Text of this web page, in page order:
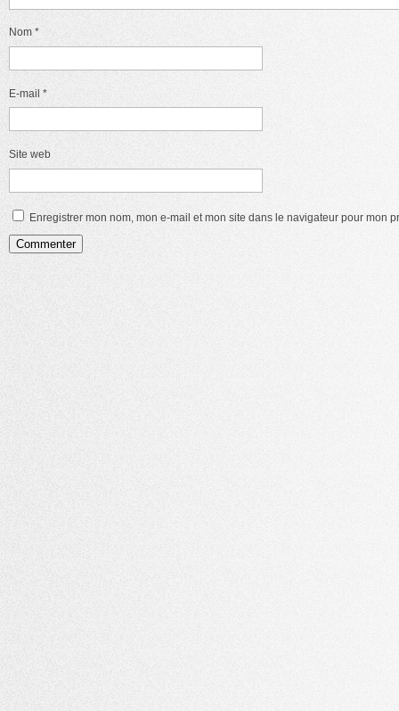
Nom *
E-mail *
Site web
Enregistrer mon nom, mon e-mail et mon site dans le navigateur pour mon